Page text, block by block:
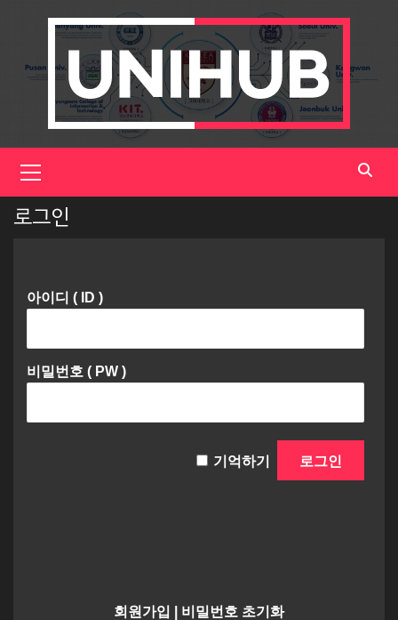
Menu
로그인
아이디 ( ID )
비밀번호 ( PW )
기억하기
회원가입 비밀번호 초기화